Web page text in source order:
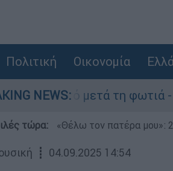
Πολιτική Οικονομία
NEWS:
μετά τη φωτιά - Αγώνας
τώρα: «Θέλω τον πατέρα μου»:
┋ 04.09.2025 14:54